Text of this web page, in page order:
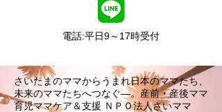
電話:平日9～17時受付
さいたまのママからうまれ日本のママたち、
未来のママたちへつなぐ―。産前・産後ママ
育児ママケア＆支援 ＮＰＯ法人さいママ